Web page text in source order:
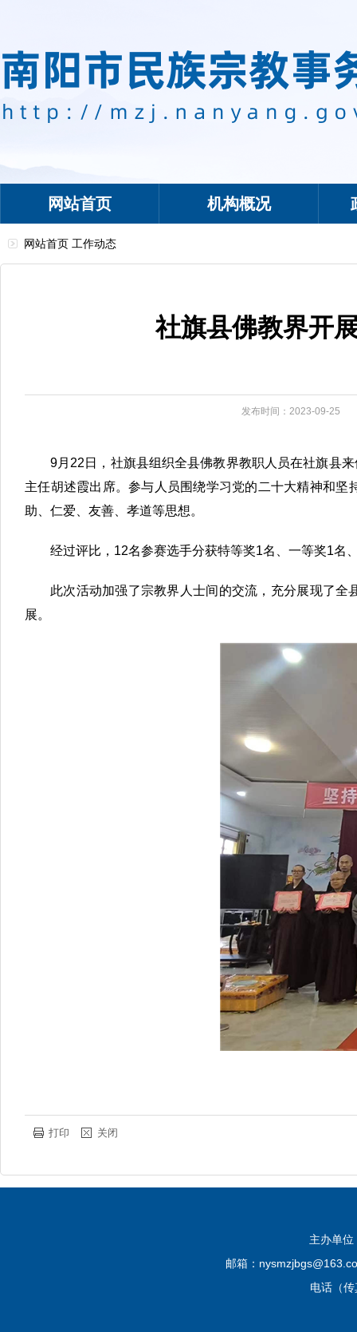
网站首页 机构概况
网站首页 工作动态
社旗县佛教界开
发布时间：2023-09-25
9月22日，社旗县组织全县佛教界教职人员在社旗县
主任胡述霞出席。参与人员围绕学习党的二十大精神和
助、仁爱、友善、孝道等思想。
经过评比，12名参赛选手分获特等奖1名、一等奖1名
此次活动加强了宗教界人士间的交流，充分展现了全
展。
打印 关闭
主办单
邮箱：
电话（